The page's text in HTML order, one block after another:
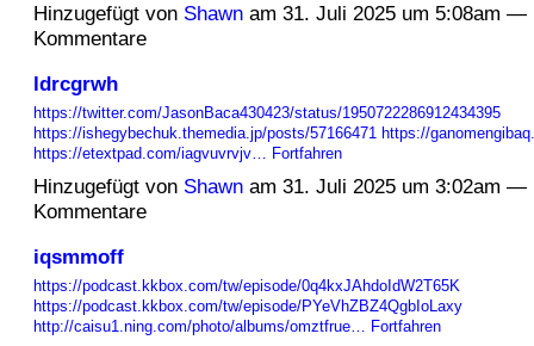
Hinzugefügt von Shawnam 31. Juli 2025 um 5:08am —
Kommentare
ldrcgrwh
https://twitter.com/JasonBaca430423/status/1950722286912434395
https://ishegybechuk.themedia.jp/posts/57166471 https://
https://etextpad.com/iagvuvrvjv…
Fortfahren
Hinzugefügt von Shawnam 31. Juli 2025 um 3:02am —
Kommentare
iqsmmoff
https://podcast.kkbox.com/tw/episode/0q4kxJAhdoIdW2T65K
https://podcast.kkbox.com/tw/episode/PYeVhZBZ4QgbIoLaxy
http://caisu1.ning.com/photo/albums/omztfrue…
Fortfahren